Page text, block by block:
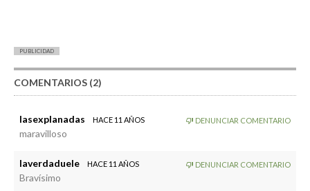
PUBLICIDAD
COMENTARIOS (2)
lasexplanadas HACE 11 AÑOS DENUNCIAR COMENTARIO
maravilloso
laverdaduele HACE 11 AÑOS DENUNCIAR COMENTARIO
Bravísimo